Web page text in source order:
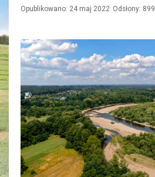
Opublikowano: 24 maj 2022 Odsłony: 899